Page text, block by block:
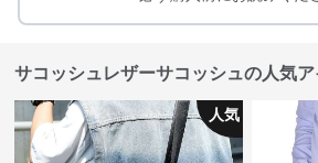
サコッシュレザーサコッシュの人気ア
人気